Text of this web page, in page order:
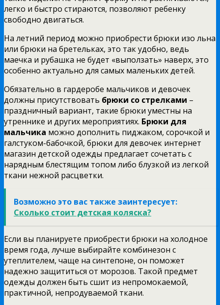
легко и быстро стираются, позволяют ребенку
свободно двигаться.
На летний период можно приобрести брюки изо льна
или брюки на бретельках, это так удобно, ведь
маечка и рубашка не будет «выползать» наверх, это
особенно актуально для самых маленьких детей.
Обязательно в гардеробе мальчиков и девочек
должны присутствовать брюки со стрелками –
праздничный вариант, такие брюки уместны на
утреннике и других мероприятиях. Брюки для
мальчика можно дополнить пиджаком, сорочкой и
галстуком-бабочкой, брюки для девочек интернет
магазин детской одежды предлагает сочетать с
нарядным блестящим топом либо блузкой из легкой
ткани нежной расцветки.
Возможно это вас также заинтересует:
Сколько стоит детская коляска?
Если вы планируете приобрести брюки на холодное
время года, лучше выбирайте комбинезон с
утеплителем, чаще на синтепоне, он поможет
надежно защититься от морозов. Такой предмет
одежды должен быть сшит из непромокаемой,
практичной, непродуваемой ткани.